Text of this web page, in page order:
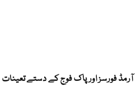
فورسز اور پاک فوج کے دستے تعینات